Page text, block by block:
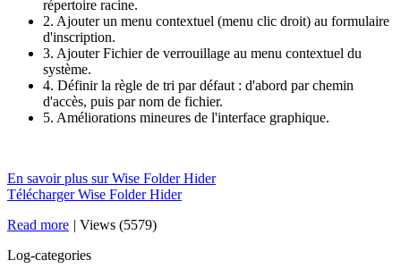
répertoire racine.
2. Ajouter un menu contextuel (menu clic droit) au formulaire
d'inscription.
3. Ajouter Fichier de verrouillage au menu contextuel du
système.
4. Définir la règle de tri par défaut : d'abord par chemin
d'accès, puis par nom de fichier.
5. Améliorations mineures de l'interface graphique.
En savoir plus sur Wise Folder Hider
Télécharger Wise Folder Hider
Read more | Views (5579)
Log-categories